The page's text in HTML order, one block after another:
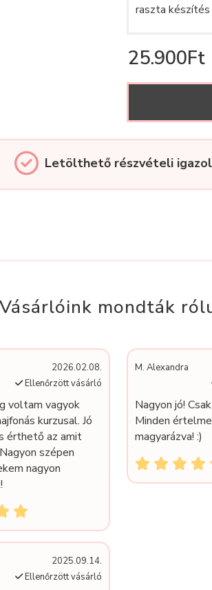
raszta
25.900Ft
Letölthető részvételi
Vásárlóink mondták
2026.02.08.
Ellenőrzött vásárló
voltam vagyok
kurzusal. Jó
érthető az amit
szépen
nagyon
M. Alexandra
Nagyon jó!
Minden
magyarázva! :)
2025.09.14.
Ellenőrzött vásárló